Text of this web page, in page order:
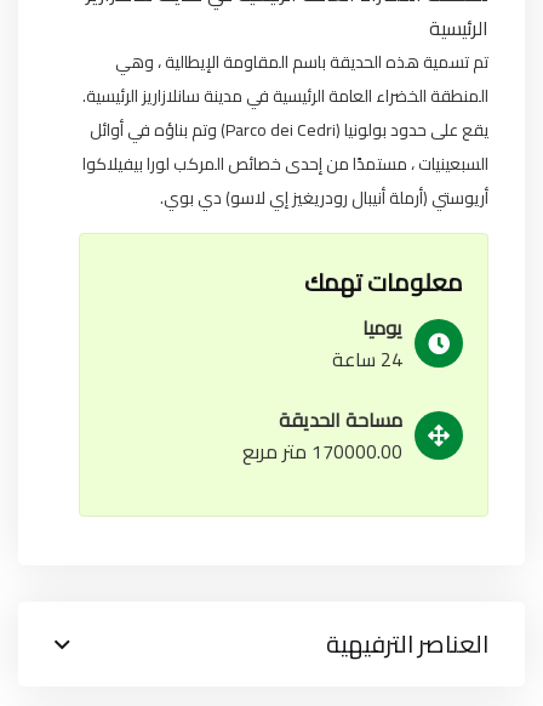
الرئيسية
تم تسمية هذه الحديقة باسم المقاومة الإيطالية ، وهي
المنطقة الخضراء العامة الرئيسية في مدينة سانلازاريز الرئيسية.
يقع على حدود بولونيا (Parco dei Cedri) وتم بناؤه في أوائل
السبعينيات ، مستمدًا من إحدى خصائص المركب لورا بيفيلاكوا
أريوستي (أرملة أنيبال رودريغيز إي لاسو) دي بوي.
معلومات تهمك
يوميا
24 ساعة
مساحة الحديقة
170000.00 متر مربع
العناصر الترفيهية